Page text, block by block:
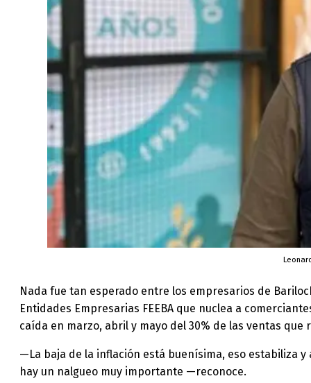
Nada fue tan esperado entre los empresarios de
Entidades Empresarias FEEBA que nuclea a
caída en marzo, abril y mayo del 30% de las ventas
—La baja de la inflación está buenísima, eso estabiliza
hay un nalgueo muy importante —reconoce.